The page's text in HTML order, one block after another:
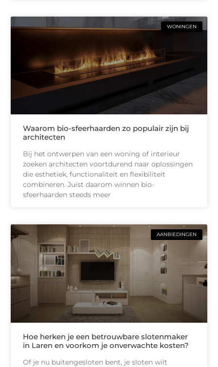
WONINGEN
Waarom bio-sfeerhaarden zo populair zijn bij
architecten
Bij het ontwerpen van een woning of interieur
zoeken architecten voortdurend naar oplossingen
die esthetiek, functionaliteit en flexibiliteit
combineren. Juist daarom winnen bio-
sfeerhaarden steeds meer
AANBIEDINGEN
Hoe herken je een betrouwbare slotenmaker
in Laren en voorkom je onverwachte kosten?
Of je nu buitengesloten bent, je sloten wilt